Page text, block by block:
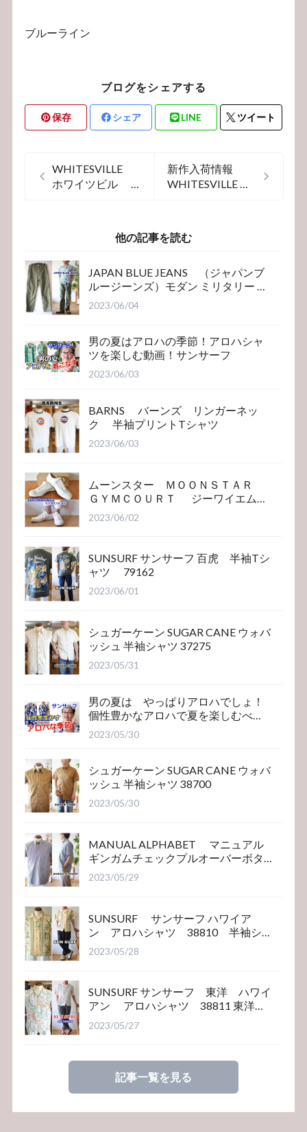
ブルーライン
ブログをシェアする
保存 シェア LINE ツイート
WHITESVILLE
ホワイツビル
新作入荷情報
WHITESVILLE
ィガン
他の記事を読む
JAPAN BLUE JEANS （ジャパンブ
ルージーンズ）モダン ミリタリー ベ
イカーパンツ
2023/06/04
男の夏はアロハの季節！アロハシャ
ツを楽しむ動画！サンサーフ
2023/06/03
BARNS バーンズ リンガーネッ
ク 半袖プリントTシャツ
2023/06/03
ムーンスター ＭＯＯＮＳＴＡＲ
ＧＹＭＣＯＵＲＴ ジーワイエム
コート
2023/06/02
SUNSURF サンサーフ 百虎 半袖Tシ
ャツ 79162
2023/06/01
シュガーケーン SUGAR CANE ウォバ
ッシュ 半袖シャツ 37275
2023/05/31
男の夏は やっぱりアロハでしょ！
個性豊かなアロハで夏を楽しむべ
き！サンサーフ
2023/05/30
シュガーケーン SUGAR CANE ウォバ
ッシュ 半袖シャツ 38700
2023/05/30
MANUAL ALPHABET マニュアル
ギンガムチェックプルオーバーボタ
ンダウンシャツ
2023/05/29
SUNSURF サンサーフ ハワイア
ン アロハシャツ 38810 半袖シ
ャツ
2023/05/28
SUNSURF サンサーフ 東洋 ハワイ
アン アロハシャツ 38811 東洋エ
ンタープライズ
2023/05/27
記事一覧を見る